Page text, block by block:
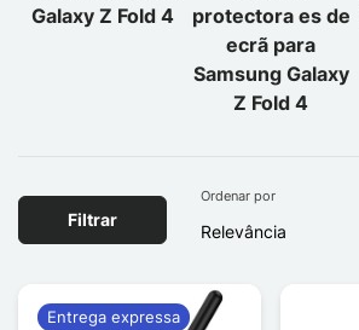
Galaxy Z Fold 4
protectora es de
ecrã para
Samsung Galaxy
Z Fold 4
Filtrar
Ordenar por
Entrega expressa